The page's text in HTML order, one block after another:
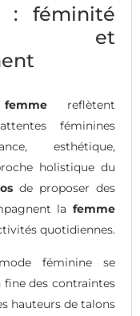
: féminité
et
reflètent
féminines
esthétique,
holistique du
de proposer des
la femme
quotidiennes.
féminine se
des contraintes
hauteurs de talons